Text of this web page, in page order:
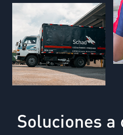
Soluciones a